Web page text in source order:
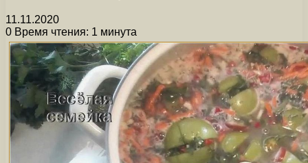
11.11.2020
0 Время чтения: 1 минута